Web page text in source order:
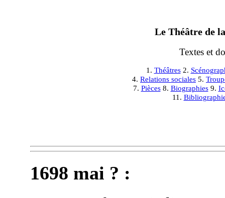
Le Théâtre de
Textes et
1. Théâtres2.
4. Relations sociales 5.
7. Pièces8. Biographies9.
11.
1698 mai ? :